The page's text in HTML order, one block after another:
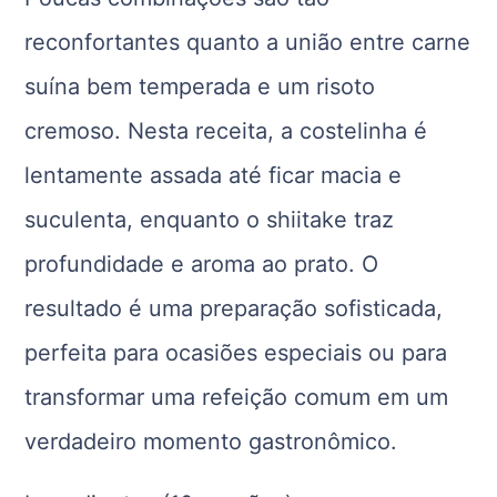
reconfortantes quanto a união entre carne
suína bem temperada e um risoto
cremoso. Nesta receita, a costelinha é
lentamente assada até ficar macia e
suculenta, enquanto o shiitake traz
profundidade e aroma ao prato. O
resultado é uma preparação sofisticada,
perfeita para ocasiões especiais ou para
transformar uma refeição comum em um
verdadeiro momento gastronômico.